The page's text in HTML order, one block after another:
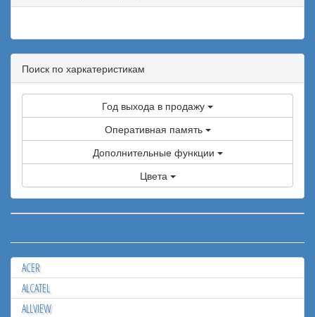
Поиск по харкатеристикам
Год выхода в продажу
Оперативная память
Дополнительные функции
Цвета
ACER
ALCATEL
ALLVIEW